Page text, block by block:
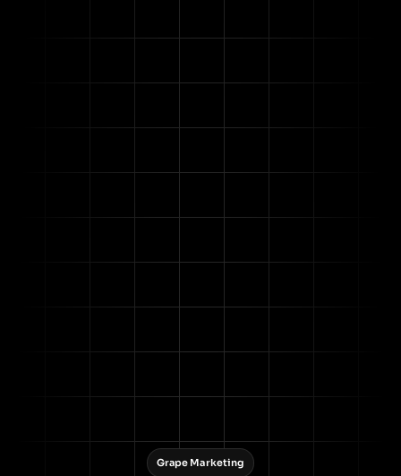
Grape Marketing